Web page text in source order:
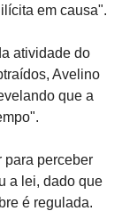
em causa".
atividade do
Avelino
que a
para perceber
a lei, dado que
é regulada.